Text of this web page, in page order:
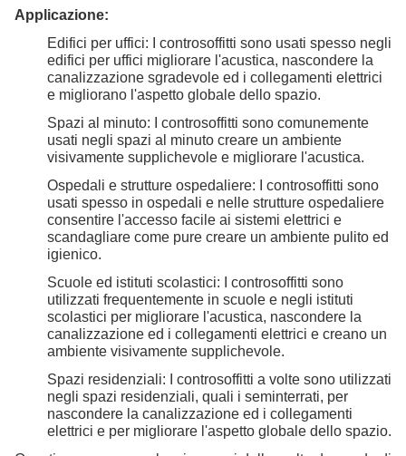
Applicazione:
Edifici per uffici: I controsoffitti sono usati spesso negli
edifici per uffici migliorare l'acustica, nascondere la
canalizzazione sgradevole ed i collegamenti elettrici
e migliorano l'aspetto globale dello spazio.
Spazi al minuto: I controsoffitti sono comunemente
usati negli spazi al minuto creare un ambiente
visivamente supplichevole e migliorare l'acustica.
Ospedali e strutture ospedaliere: I controsoffitti sono
usati spesso in ospedali e nelle strutture ospedaliere
consentire l'accesso facile ai sistemi elettrici e
scandagliare come pure creare un ambiente pulito ed
igienico.
Scuole ed istituti scolastici: I controsoffitti sono
utilizzati frequentemente in scuole e negli istituti
scolastici per migliorare l'acustica, nascondere la
canalizzazione ed i collegamenti elettrici e creano un
ambiente visivamente supplichevole.
Spazi residenziali: I controsoffitti a volte sono utilizzati
negli spazi residenziali, quali i seminterrati, per
nascondere la canalizzazione ed i collegamenti
elettrici e per migliorare l'aspetto globale dello spazio.